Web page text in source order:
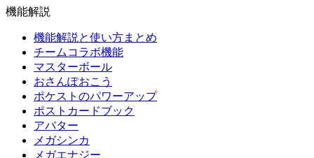
機能解説
機能解説と使い方まとめ
チームコラボ機能
マスターボール
おさんぽおこう
ポケストのパワーアップ
ポストカードブック
アバター
メガシンカ
メガエナジー